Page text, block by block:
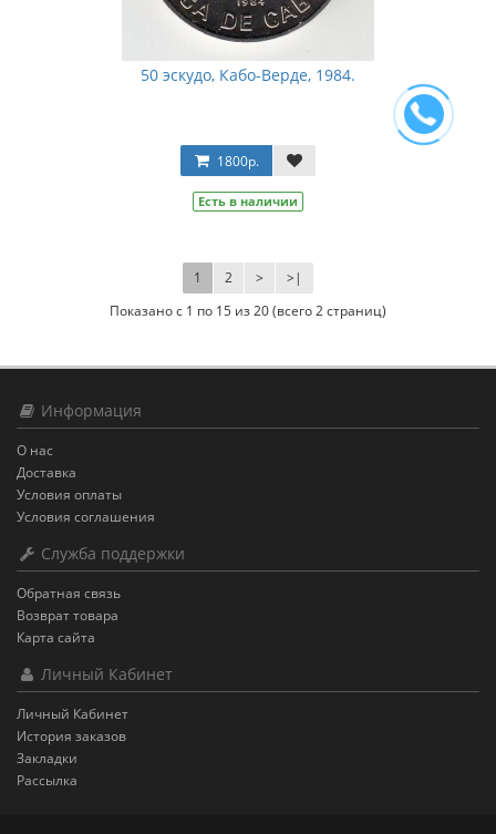
50 эскудо, Кабо-Верде, 1984.
1800р.
Есть в наличии
1 2 > >|
Показано с 1 по 15 из 20 (всего 2 страниц)
Информация
О нас
Доставка
Условия оплаты
Условия соглашения
Служба поддержки
Обратная связь
Возврат товара
Карта сайта
Личный Кабинет
Личный Кабинет
История заказов
Закладки
Рассылка